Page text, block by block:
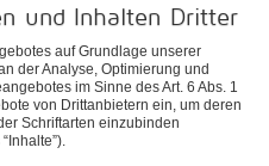
und Inhalten Dritter
auf Grundlage unserer
der Analyse, Optimierung und
im Sinne des Art. 6 Abs. 1
von Drittanbietern ein, um deren
Schriftarten einzubinden